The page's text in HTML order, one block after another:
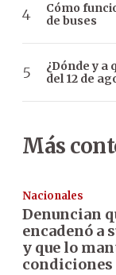
Cómo
de buses
¿Dónde y a
del 12 de
Más
Nacionales
Denuncian
encadenó a
y que lo